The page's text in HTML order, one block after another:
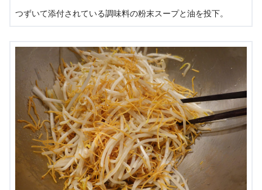
つずいて添付されている調味料の粉末スープと油を投下。